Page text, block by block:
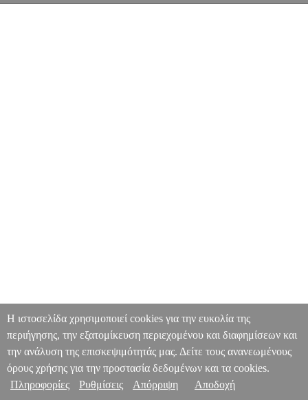
Η ιστοσελίδα χρησιμοποιεί cookies για την ευκολία της
περιήγησης, την εξατομίκευση περιεχομένου και διαφημίσεων και
την ανάλυση της επισκεψιμότητάς μας. Δείτε τους ανανεωμένους
όρους χρήσης για την προστασία δεδομένων και τα cookies.
Πληροφορίες
Ρυθμίσεις Απόρριψη Αποδοχή